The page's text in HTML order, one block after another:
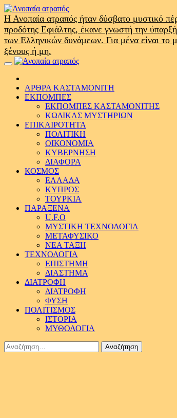
Skip
to
content
Η Ανοπαία ατραπός ήταν δύσβατο μυστικό
προδότης Εφιάλτης, έκανε γνωστή την
των Ελληνικών δυνάμεων. Για μένα είναι το
ξένους ή μη.
Primary
ΑΡΘΡΑ ΚΑΣΤΑΜΟΝΙΤΗ
ΕΚΠΟΜΠΕΣ
ΕΚΠΟΜΠΕΣ ΚΑΣΤΑΜΟΝΙΤΗΣ
ΚΩΔΙΚΑΣ ΜΥΣΤΗΡΙΩΝ
ΕΠΙΚΑΙΡΟΤΗΤΑ
ΠΟΛΙΤΙΚΗ
ΟΙΚΟΝΟΜΙΑ
ΚΥΒΕΡΝΗΣΗ
ΔΙΑΦΟΡΑ
ΚΟΣΜΟΣ
ΕΛΛΑΔΑ
ΚΥΠΡΟΣ
ΤΟΥΡΚΙΑ
ΠΑΡΑΞΕΝΑ
U.F.O
ΜΥΣΤΙΚΗ ΤΕΧΝΟΛΟΓΙΑ
ΜΕΤΑΦΥΣΙΚΟ
ΝΕΑ ΤΑΞΗ
ΤΕΧΝΟΛΟΓΙΑ
ΕΠΙΣΤΗΜΗ
ΔΙΑΣΤΗΜΑ
ΔΙΑΤΡΟΦΗ
ΔΙΑΤΡΟΦΗ
ΦΥΣΗ
ΠΟΛΙΤΙΣΜΟΣ
ΙΣΤΟΡΙΑ
ΜΥΘΟΛΟΓΙΑ
Αναζήτηση
για: